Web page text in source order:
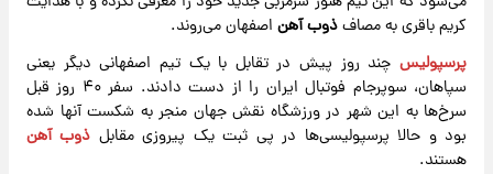
کریم باقری به مصافذوب آهن اصفهان می‌روند.
پرسپولیس چند روز پیش در تقابل با یک تیم اصفهانی دیگر یعنی
سپاهان، سوپرجام فوتبال ایران را از دست دادند. سفر ۴۰ روز قبل
سرخ‌ها به این شهر در ورزشگاه نقش جهان منجر به شکست آنها شده
بود و حالا پرسپولیسی‌ها در پی ثبت یک پیروزی مقابل ذوب آهن
هستند.